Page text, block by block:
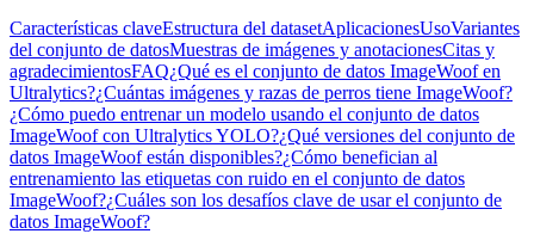
Características claveEstructura del datasetAplicacionesUsoVariantes
del conjunto de datosMuestras de imágenes y anotacionesCitas y
agradecimientosFAQ¿Qué es el conjunto de datos ImageWoof en
Ultralytics?¿Cuántas imágenes y razas de perros tiene ImageWoof?
¿Cómo puedo entrenar un modelo usando el conjunto de datos
ImageWoof con Ultralytics YOLO?¿Qué versiones del conjunto de
datos ImageWoof están disponibles?¿Cómo benefician al
entrenamiento las etiquetas con ruido en el conjunto de datos
ImageWoof?¿Cuáles son los desafíos clave de usar el conjunto de
datos ImageWoof?